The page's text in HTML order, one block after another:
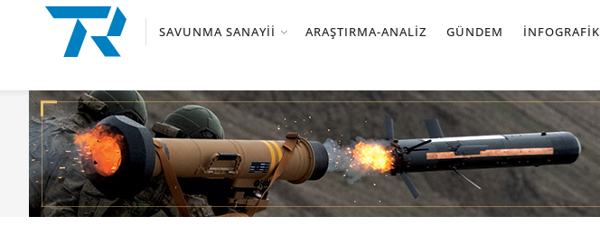
SAVUNMA SANAYII ARAŞTIRMA-ANALIZ GÜNDEM İNFOGRAFIK